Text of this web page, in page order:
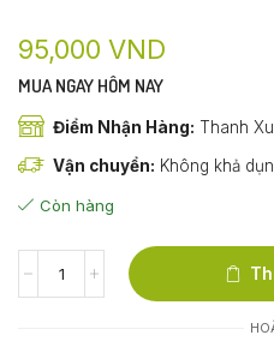
95,000 VND
MUA NGAY HÔM NAY
Điểm Nhận Hàng: Thanh
Vận chuyển: Không khả
Còn hàng